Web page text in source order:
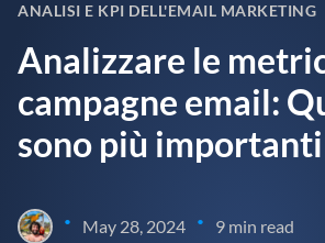
ANALISI E KPI DELL'EMAIL MARKETING
Analizzare le
campagne email:
sono più importanti
• May 28, 2024 • 9 min read